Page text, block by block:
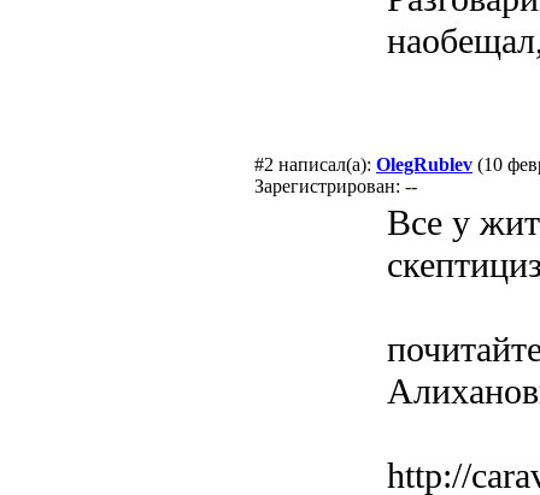
#2 написал(а): OlegRublev (10
Зарегистрирован: --
Все у
http://